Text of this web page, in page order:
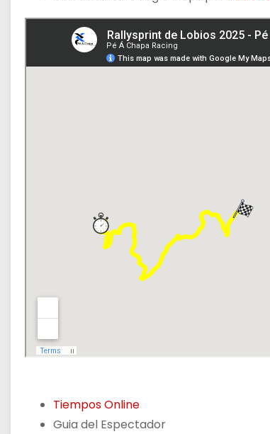
Tiempos Online
Guia del Espectador